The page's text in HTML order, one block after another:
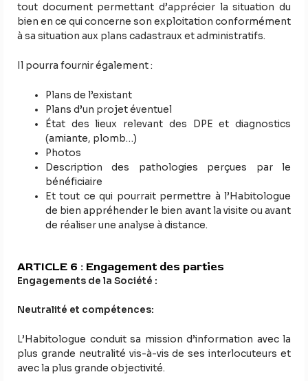
tout document permettant d’apprécier la situation du
bien en ce qui concerne son exploitation conformément
à sa situation aux plans cadastraux et administratifs.
Il pourra fournir également :
Plans de l’existant
Plans d’un projet éventuel
État des lieux relevant des DPE et diagnostics
(amiante, plomb…)
Photos
Description des pathologies perçues par le
bénéficiaire
Et tout ce qui pourrait permettre à l’Habitologue
de bien appréhender le bien avant la visite ou avant
de réaliser une analyse à distance.
ARTICLE 6 : Engagement des parties
Engagements de la Société :
Neutralité et compétences:
L’Habitologue conduit sa mission d’information avec la
plus grande neutralité vis-à-vis de ses interlocuteurs et
avec la plus grande objectivité.